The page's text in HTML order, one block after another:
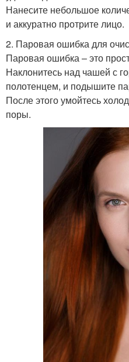
Нанесите небольшое
и аккуратно протрите лицо.
2. Паровая ошибка для
Паровая ошибка – это
Наклонитесь над чашей с
полотенцем, и подышите
После этого умойтесь
поры.